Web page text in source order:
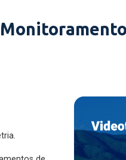
de